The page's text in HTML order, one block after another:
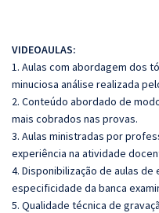
VIDEOAULAS:
1. Aulas com abordagem dos
minuciosa análise realizada
2. Conteúdo abordado de
mais cobrados nas provas.
3. Aulas ministradas por
experiência na atividade
4. Disponibilização de aulas
especificidade da banca
5. Qualidade técnica de